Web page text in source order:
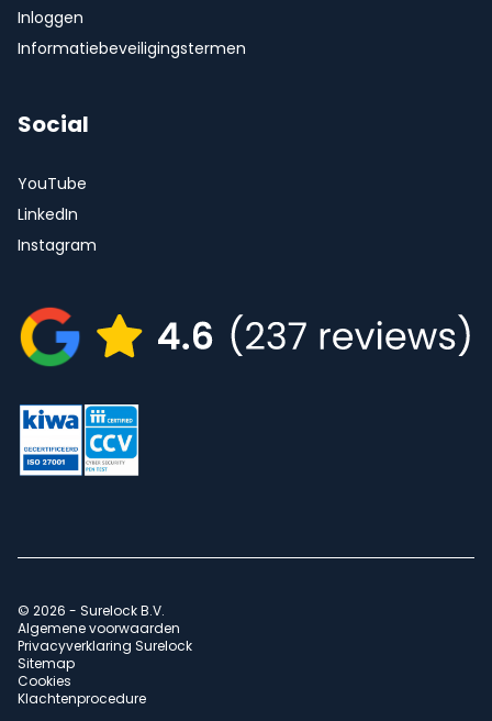
Inloggen
Informatiebeveiligingstermen
Social
YouTube
LinkedIn
Instagram
© 2026 - Surelock B.V.
Algemene voorwaarden
Privacyverklaring Surelock
Sitemap
Cookies
Klachtenprocedure